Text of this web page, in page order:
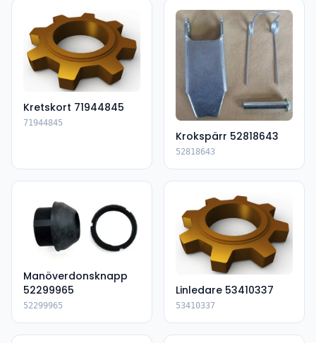
Kretskort 71944845
71944845
Krokspärr 52818643
52818643
Manöverdonsknapp
52299965
52299965
Linledare 53410337
53410337